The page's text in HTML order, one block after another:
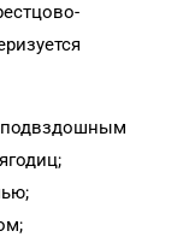
подвздошным